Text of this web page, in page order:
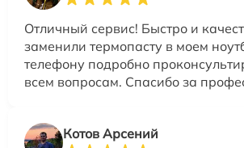
Отличный сервис! Быстро и
заменили термопасту в моем
телефону подробно
всем вопросам. Спасибо за
Котов Арсений